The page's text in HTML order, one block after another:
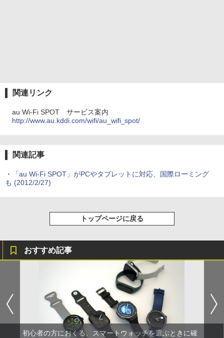
関連リンク
au Wi-Fi SPOT サービス案内
http://www.au.kddi.com/wifi/au_wifi_spot/
関連記事
・
「au Wi-Fi SPOT」がPCやタブレットに対応、国際ローミング
も (2012/2/27)
トップページに戻る
おすすめ記事
初心者の方におくる、スマートウォッチを選ぶときに確